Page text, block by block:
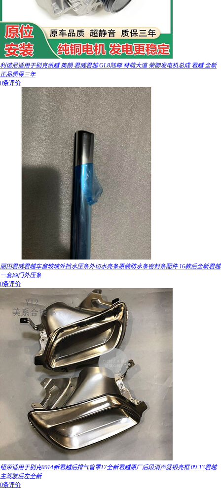
利诺尼适用于别克凯越 英朗 君威君越 GL8陆尊 林荫大道 荣御发电机总成 君越 全新
正品质保三年
0条评价
丽田君威君越车窗玻璃外挡水压条外切水亮条原装防水条密封条配件 16款后全新君越
一套四门外压条
0条评价
纽荣适用于别克0914新君越后排气管罩17全新君越原厂后段消声器银亮框 09-13君越
主驾驶后左全新
0条评价